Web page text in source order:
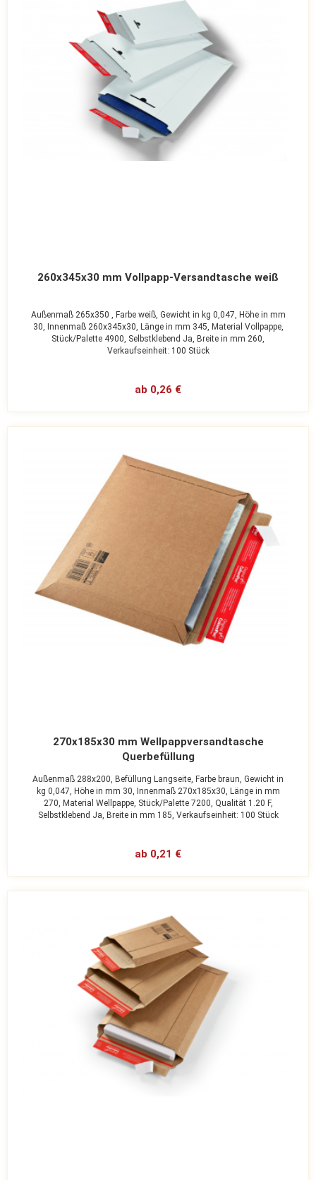
260x345x30 mm Vollpapp-Versandtasche weiß
Außenmaß 265x350 , Farbe weiß, Gewicht in kg 0,047, Höhe in mm
30, Innenmaß 260x345x30, Länge in mm 345, Material Vollpappe,
Stück/Palette 4900, Selbstklebend Ja, Breite in mm 260,
Verkaufseinheit: 100 Stück
ab 0,26 €
270x185x30 mm Wellpappversandtasche
Querbefüllung
Außenmaß 288x200, Befüllung Langseite, Farbe braun, Gewicht in
kg 0,047, Höhe in mm 30, Innenmaß 270x185x30, Länge in mm
270, Material Wellpappe, Stück/Palette 7200, Qualität 1.20 F,
Selbstklebend Ja, Breite in mm 185, Verkaufseinheit: 100 Stück
ab 0,21 €